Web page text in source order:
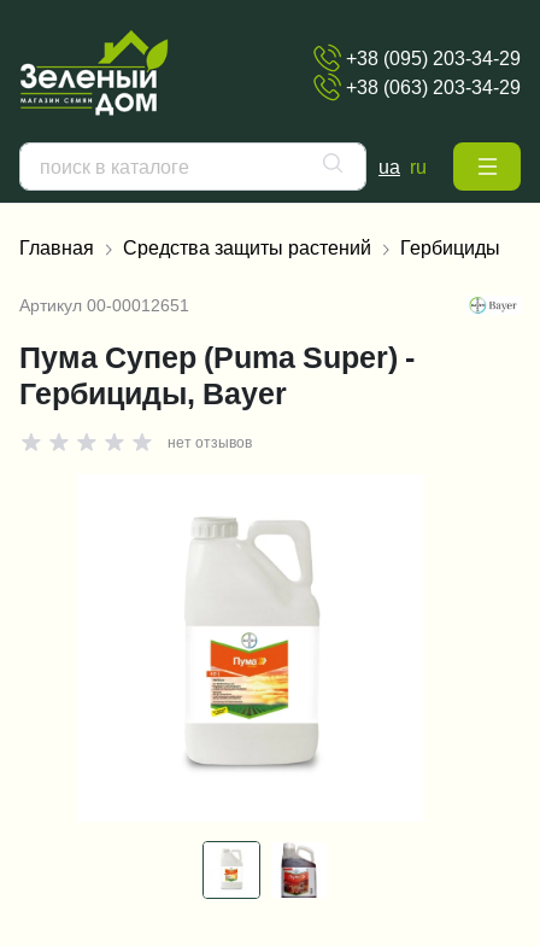
+38 (095) 203-34-29
+38 (063) 203-34-29
ua ru
Главная Средства защиты растений Гербициды
Артикул 00-00012651
Пума Супер (Puma Super) -
Гербициды, Bayer
нет отзывов